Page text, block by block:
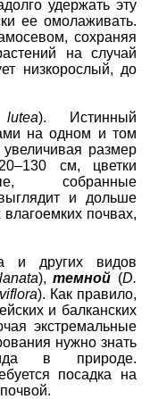
удержать эту
ее омолаживать.
сохраняя
на случай
низкорослый, до
). Истинный
на одном и том
размер
см, цветки
собранные
и дольше
почвах,
и других видов
),темной (D.
). Как правило,
и балканских
экстремальные
нужно знать
в природе.
посадка на